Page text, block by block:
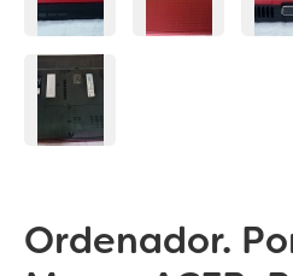
Ordenador.